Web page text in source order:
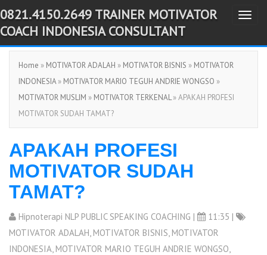
-->
T
g
a
0821.4150.2649 TRAINER MOTIVATOR
COACH INDONESIA CONSULTANT
Home » MOTIVATOR ADALAH » MOTIVATOR BISNIS » MOTIVATOR
INDONESIA» MOTIVATOR MARIO TEGUH ANDRIE WONGSO »
MOTIVATOR MUSLIM » MOTIVATOR TERKENAL» APAKAH PROFESI
MOTIVATOR SUDAH TAMAT?
APAKAH PROFESI
MOTIVATOR SUDAH
TAMAT?
Hipnoterapi NLP PUBLIC SPEAKING COACHING |
11:35 |
MOTIVATOR ADALAH, MOTIVATOR BISNIS, MOTIVATOR
INDONESIA, MOTIVATOR MARIO TEGUH ANDRIE WONGSO,